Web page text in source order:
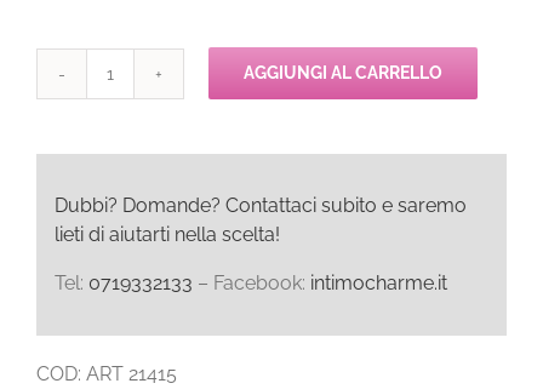
Dolci
quantità
AGGIUNGI AL CARRELLO
Dubbi? Domande? Contattaci subito e saremo
lieti di aiutarti nella scelta!
Tel: 0719332133 – Facebook: intimocharme.it
COD: ART 21415